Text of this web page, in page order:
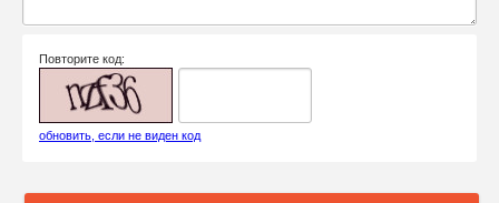
Повторите код:
обновить, если не виден код